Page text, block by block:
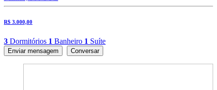
R$ 3.000,00
3 Dormitórios 1 Banheiro 1 Suíte
Enviar mensagem Conversar